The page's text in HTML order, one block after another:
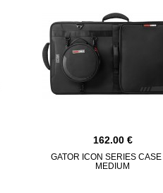
162.00
GATOR ICON SERIES
MEDIUM